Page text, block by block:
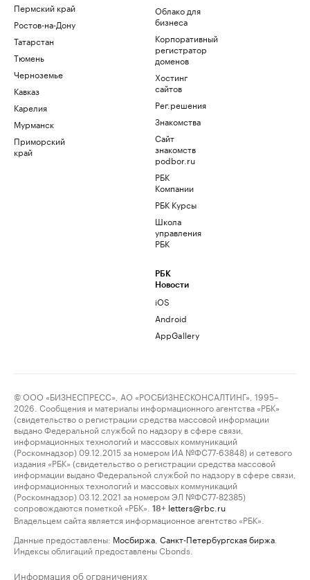
Пермский край
Ростов-на-Дону
Татарстан
Тюмень
Черноземье
Кавказ
Карелия
Мурманск
Приморский
край
Облако для
бизнеса
Корпоративный
регистратор
доменов
Хостинг
сайтов
Рег.решения
Знакомства
Сайт
знакомств
podbor.ru
РБК
Компании
РБК Курсы
Школа
управления
РБК
РБК
Новости
iOS
Android
AppGallery
© ООО «БИЗНЕСПРЕСС», АО «РОСБИЗНЕСКОНСАЛТИНГ», 1995–
2026. Сообщения и материалы информационного агентства «РБК»
(свидетельство о регистрации средства массовой информации
выдано Федеральной службой по надзору в сфере связи,
информационных технологий и массовых коммуникаций
(Роскомнадзор) 09.12.2015 за номером ИА №ФС77-63848) и сетевого
издания «РБК» (свидетельство о регистрации средства массовой
информации выдано Федеральной службой по надзору в сфере связи,
информационных технологий и массовых коммуникаций
(Роскомнадзор) 03.12.2021 за номером ЭЛ №ФС77-82385)
сопровождаются пометкой «РБК».
18+ letters@rbc.ru
Владельцем сайта является информационное агентство «РБК».
Данные предоставлены: Мосбиржа Санкт-Петербургская биржа
Индексы облигаций предоставлены Cbonds.
Информация об ограничениях